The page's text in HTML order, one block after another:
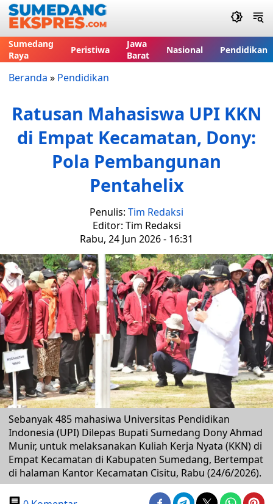
Sumedang
Raya
Peristiwa
Jawa
Barat
Nasional Pendidikan
Beranda » Pendidikan
Ratusan Mahasiswa UPI KKN
di Empat Kecamatan, Dony:
Pola Pembangunan
Pentahelix
Penulis: Tim Redaksi
Editor: Tim Redaksi
Rabu, 24 Jun 2026 - 16:31
Sebanyak 485 mahasiwa Universitas Pendidikan
Indonesia (UPI) Dilepas Bupati Sumedang Dony Ahmad
Munir, untuk melaksanakan Kuliah Kerja Nyata (KKN) di
Empat Kecamatan di Kabupaten Sumedang, Bertempat
di halaman Kantor Kecamatan Cisitu, Rabu (24/6/2026).